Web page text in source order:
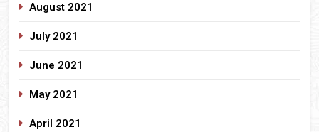
August 2021
July 2021
June 2021
May 2021
April 2021